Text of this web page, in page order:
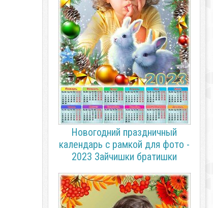
Новогодний праздничный
календарь с рамкой для фото -
2023 Зайчишки братишки